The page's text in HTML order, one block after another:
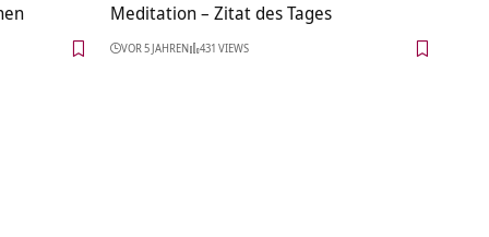
Meditation – Zitat des Tages
VOR 5 JAHREN 431 VIEWS